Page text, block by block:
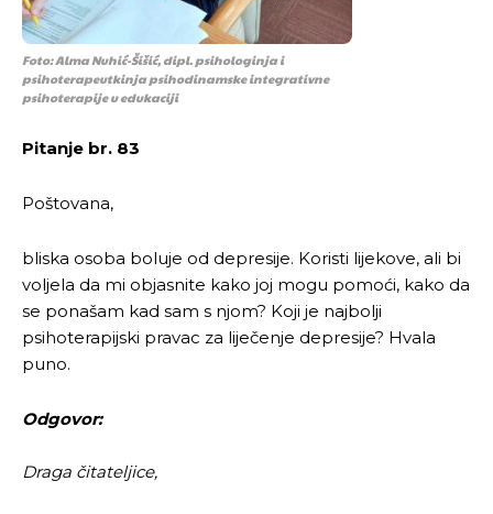
Foto: Alma Nuhić-Šišić, dipl. psihologinja i
psihoterapeutkinja psihodinamske integrativne
psihoterapije u edukaciji
Pitanje br. 83
Poštovana,
bliska osoba boluje od depresije. Koristi lijekove, ali bi
voljela da mi objasnite kako joj mogu pomoći, kako da
se ponašam kad sam s njom? Koji je najbolji
psihoterapijski pravac za liječenje depresije? Hvala
puno.
Odgovor:
Draga čitateljice,